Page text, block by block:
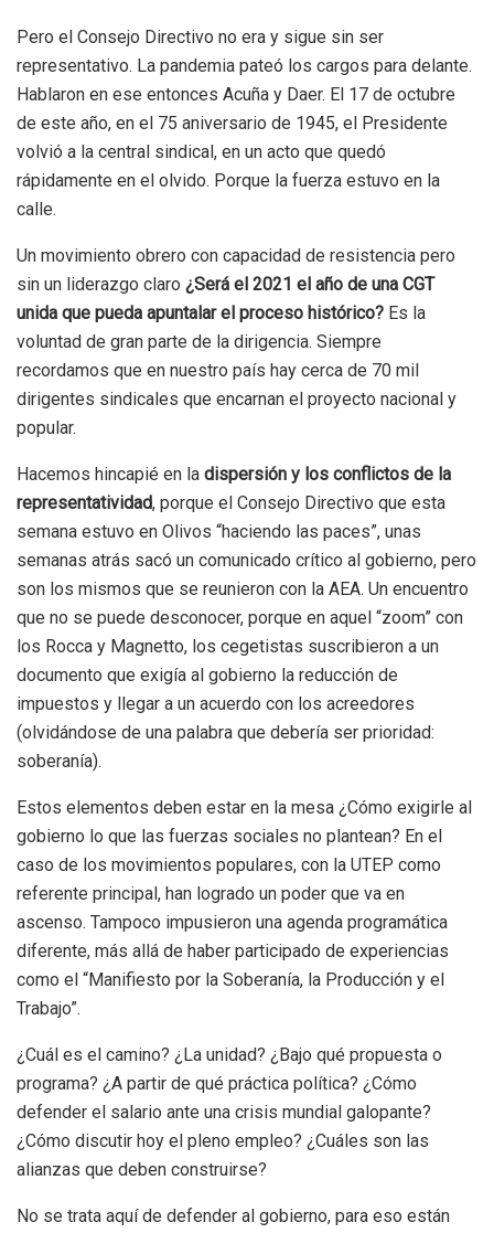
Pero el Consejo Directivo no era y sigue sin ser
representativo. La pandemia pateó los cargos para delante.
Hablaron en ese entonces Acuña y Daer. El 17 de octubre
de este año, en el 75 aniversario de 1945, el Presidente
volvió a la central sindical, en un acto que quedó
rápidamente en el olvido. Porque la fuerza estuvo en la
calle.
Un movimiento obrero con capacidad de resistencia pero
sin un liderazgo claro ¿Será el 2021 el año de una CGT
unida que pueda apuntalar el proceso histórico? Es la
voluntad de gran parte de la dirigencia. Siempre
recordamos que en nuestro país hay cerca de 70 mil
dirigentes sindicales que encarnan el proyecto nacional y
popular.
Hacemos hincapié en la dispersión y los conflictos de la
representatividad, porque el Consejo Directivo que esta
semana estuvo en Olivos “haciendo las paces”, unas
semanas atrás sacó un comunicado crítico al gobierno, pero
son los mismos que se reunieron con la AEA. Un encuentro
que no se puede desconocer, porque en aquel “zoom” con
los Rocca y Magnetto, los cegetistas suscribieron a un
documento que exigía al gobierno la reducción de
impuestos y llegar a un acuerdo con los acreedores
(olvidándose de una palabra que debería ser prioridad:
soberanía).
Estos elementos deben estar en la mesa ¿Cómo exigirle al
gobierno lo que las fuerzas sociales no plantean? En el
caso de los movimientos populares, con la UTEP como
referente principal, han logrado un poder que va en
ascenso. Tampoco impusieron una agenda programática
diferente, más allá de haber participado de experiencias
como el “Manifiesto por la Soberanía, la Producción y el
Trabajo”.
¿Cuál es el camino? ¿La unidad? ¿Bajo qué propuesta o
programa? ¿A partir de qué práctica política? ¿Cómo
defender el salario ante una crisis mundial galopante?
¿Cómo discutir hoy el pleno empleo? ¿Cuáles son las
alianzas que deben construirse?
No se trata aquí de defender al gobierno, para eso están